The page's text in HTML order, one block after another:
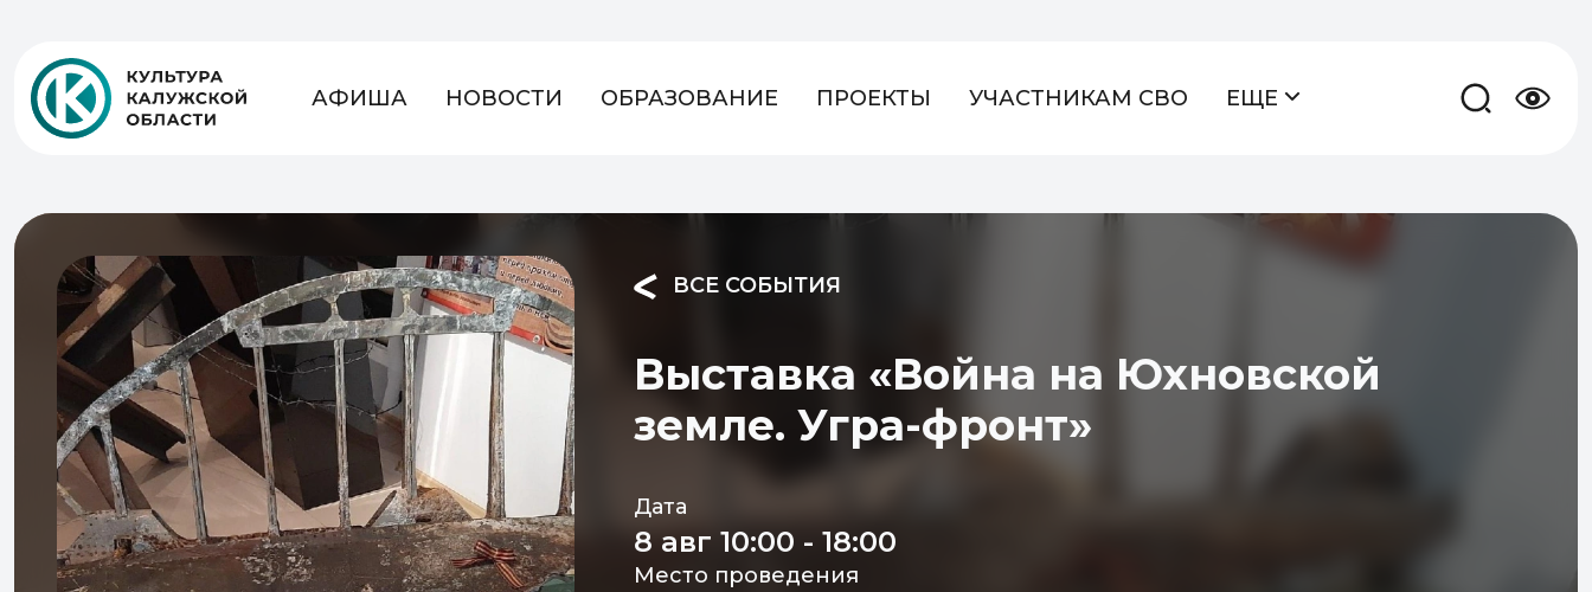
АФИША НОВОСТИ ОБРАЗОВАНИЕ ПРОЕКТЫ УЧАСТНИКАМ СВО ЕЩЕ
ВСЕ СОБЫТИЯ
Выставка «Война на Юхновской
земле. Угра-фронт»
Дата
8 авг 10:00 - 18:00
Место проведения